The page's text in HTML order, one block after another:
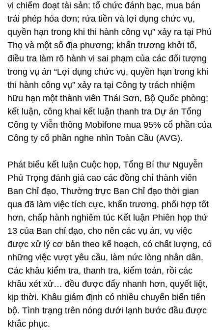
vi chiếm đoạt tài sản; tổ chức đánh bạc, mua bán
trái phép hóa đơn; rửa tiền và lợi dụng chức vụ,
quyền hạn trong khi thi hành công vụ” xảy ra tại Phú
Thọ và một số địa phương; khẩn trương khởi tố,
điều tra làm rõ hành vi sai phạm của các đối tượng
trong vụ án “Lợi dụng chức vụ, quyền hạn trong khi
thi hành công vụ” xảy ra tại Công ty trách nhiệm
hữu hạn một thành viên Thái Sơn, Bộ Quốc phòng;
kết luận, công khai kết luận thanh tra Dự án Tổng
Công ty Viễn thông Mobifone mua 95% cổ phần của
Công ty cổ phần nghe nhìn Toàn Cầu (AVG).
Phát biểu kết luận Cuộc họp, Tổng Bí thư Nguyễn
Phú Trọng đánh giá cao các đồng chí thành viên
Ban Chỉ đạo, Thường trực Ban Chỉ đạo thời gian
qua đã làm việc tích cực, khẩn trương, phối hợp tốt
hơn, chấp hành nghiêm túc Kết luận Phiên họp thứ
13 của Ban chỉ đạo, cho nên các vụ án, vụ việc
được xử lý cơ bản theo kế hoạch, có chất lượng, có
những việc vượt yêu cầu, làm nức lòng nhân dân.
Các khâu kiểm tra, thanh tra, kiểm toán, rồi các
khâu xét xử… đều được đẩy nhanh hơn, quyết liệt,
kịp thời. Khâu giám định có nhiều chuyển biến tiến
bộ. Tình trạng trên nóng dưới lạnh bước đầu được
khắc phục.